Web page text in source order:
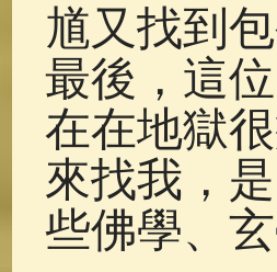
馗又找到
最後，這
在在地獄
來找我，
些佛學、